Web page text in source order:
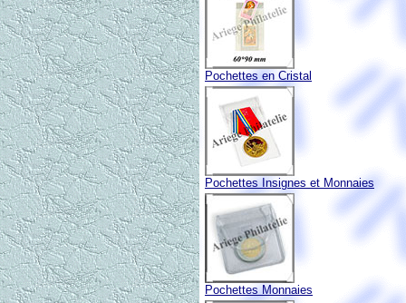
Pochettes en Cristal
Pochettes Insignes et Monnaies
Pochettes Monnaies